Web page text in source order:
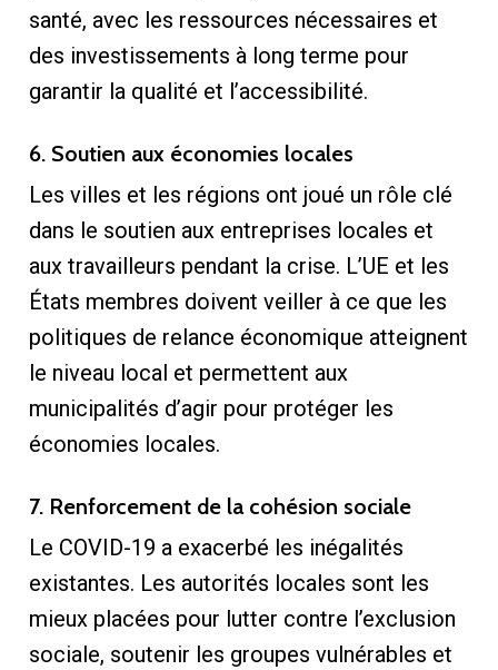
santé, avec les ressources nécessaires et
des investissements à long terme pour
garantir la qualité et l’accessibilité.
6. Soutien aux économies locales
Les villes et les régions ont joué un rôle clé
dans le soutien aux entreprises locales et
aux travailleurs pendant la crise. L’UE et les
États membres doivent veiller à ce que les
politiques de relance économique atteignent
le niveau local et permettent aux
municipalités d’agir pour protéger les
économies locales.
7. Renforcement de la cohésion sociale
Le COVID-19 a exacerbé les inégalités
existantes. Les autorités locales sont les
mieux placées pour lutter contre l’exclusion
sociale, soutenir les groupes vulnérables et